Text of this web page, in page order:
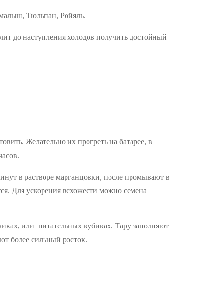
Тюльпан, Ройяль.
до наступления холодов получить достойный
Желательно их прогреть на батарее, в
в растворе марганцовки, после промывают в
Для ускорения всхожести можно семена
или питательных кубиках. Тару заполняют
более сильный росток.